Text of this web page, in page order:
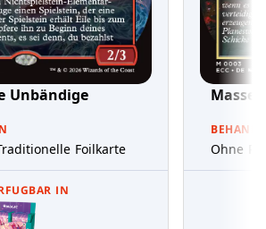
Unbändige
Foilkarte
IN
Masse
Ohne